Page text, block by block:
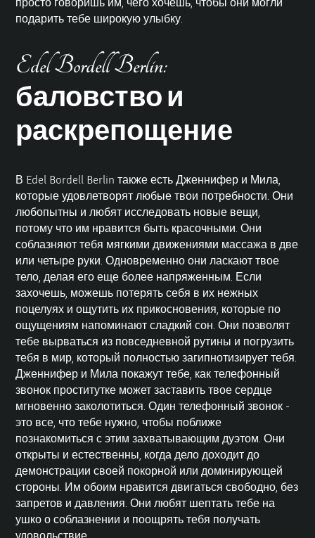
подарить тебе широкую улыбку.
Edel Bordell Berlin:
баловство и
раскрепощение
В Edel Bordell Berlin также есть Дженнифер и Мила,
которые удовлетворят любые твои потребности. Они
любопытны и любят исследовать новые вещи,
потому что им нравится быть красочными. Они
соблазняют тебя мягкими движениями массажа в две
или четыре руки. Одновременно они ласкают твое
тело, делая его еще более напряженным. Если
захочешь, можешь потерять себя в их нежных
поцелуях и ощутить их прикосновения, которые по
ощущениям напоминают сладкий сон. Они позволят
тебе вырваться из повседневной рутины и погрузить
тебя в мир, который полностью загипнотизирует тебя.
Дженнифер и Мила покажут тебе, как телефонный
звонок проститутке может заставить твое сердце
мгновенно заколотиться. Один телефонный звонок -
это все, что тебе нужно, чтобы поближе
познакомиться с этим захватывающим дуэтом. Они
открыты и естественны, когда дело доходит до
демонстрации своей покорной или доминирующей
стороны. Им обоим нравится двигаться свободно, без
запретов и давления. Они любят шептать тебе на
ушко о соблазнении и поощрять тебя получать
удовольствие.